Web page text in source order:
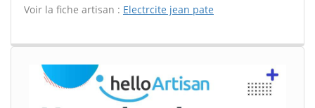
Voir la fiche artisan : Electrcite jean pate